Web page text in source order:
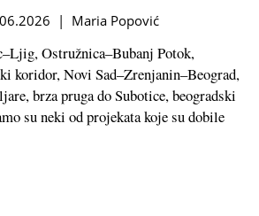
| Maria Popović
Ostružnica–Bubanj Potok,
koridor, Novi Sad–Zrenjanin–Beograd,
brza pruga do Subotice, beogradski
su neki od projekata koje su dobile